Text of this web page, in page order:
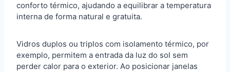
conforto térmico, ajudando a equilibrar a temperatura
interna de forma natural e gratuita.
Vidros duplos ou triplos com isolamento térmico, por
exemplo, permitem a entrada da luz do sol sem
perder calor para o exterior. Ao posicionar janelas